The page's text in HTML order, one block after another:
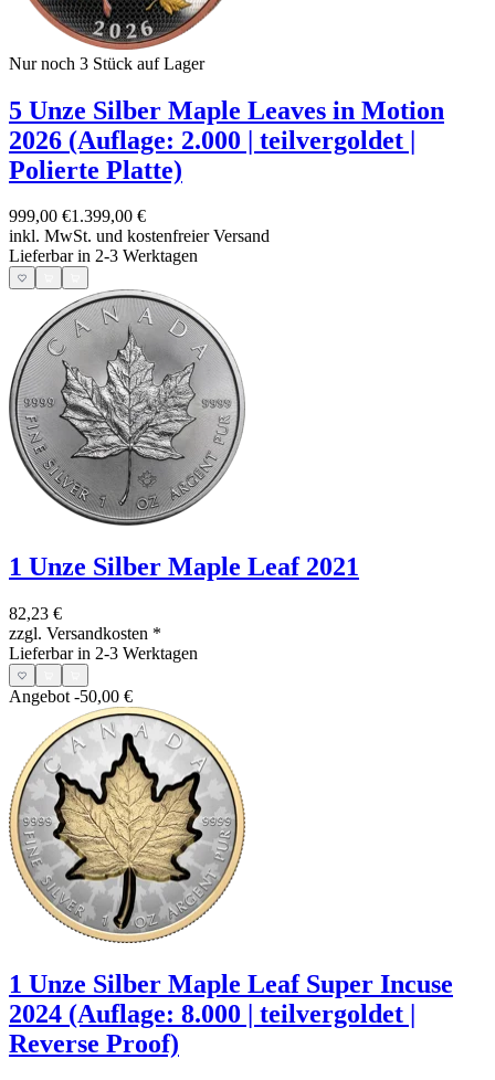
Nur noch 3 Stück auf Lager
5 Unze Silber Maple Leaves in Motion
2026 (Auflage: 2.000 | teilvergoldet |
Polierte Platte)
999,00 €1.399,00 €
inkl. MwSt. und kostenfreier Versand
Lieferbar in 2-3 Werktagen
1 Unze Silber Maple Leaf 2021
82,23 €
zzgl. Versandkosten *
Lieferbar in 2-3 Werktagen
Angebot -50,00 €
1 Unze Silber Maple Leaf Super Incuse
2024 (Auflage: 8.000 | teilvergoldet |
Reverse Proof)